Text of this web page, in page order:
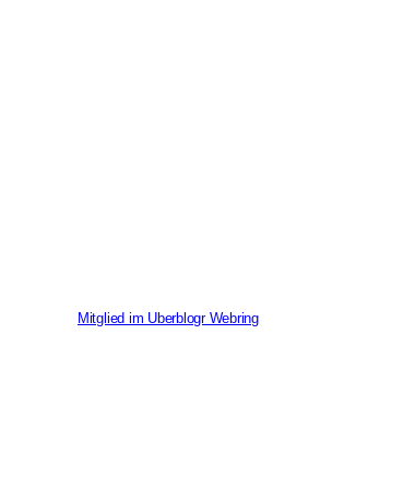
Mitglied im Uberblogr Webring